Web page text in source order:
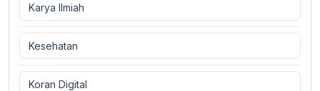
Karya Ilmiah
Kesehatan
Koran Digital